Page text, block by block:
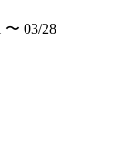
〜 03/28